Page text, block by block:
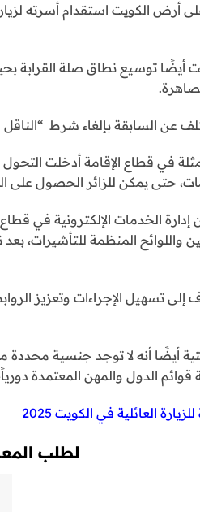
أرض الكويت استقدام أسرته
أيضًا توسيع نطاق صلة القرابة
عن السابقة بإلغاء شرط “الناقل
في قطاع الإقامة أدخلت
حتى يمكن للزائر الحصول على
إدارة الخدمات الإلكترونية في
واللوائح المنظمة للتأشيرات،
تسهيل الإجراءات وتعزيز
أيضًا أنه لا توجد جنسية محددة
الدول والمهن المعتمدة
العائلية في الكويت 2025
لطلب